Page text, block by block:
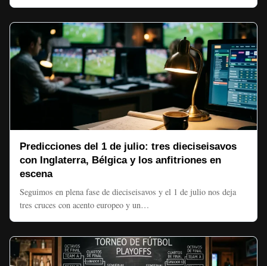
Predicciones del 1 de julio: tres dieciseisavos
con Inglaterra, Bélgica y los anfitriones en
escena
Seguimos en plena fase de dieciseisavos y el 1 de julio nos deja
tres cruces con acento europeo y un…